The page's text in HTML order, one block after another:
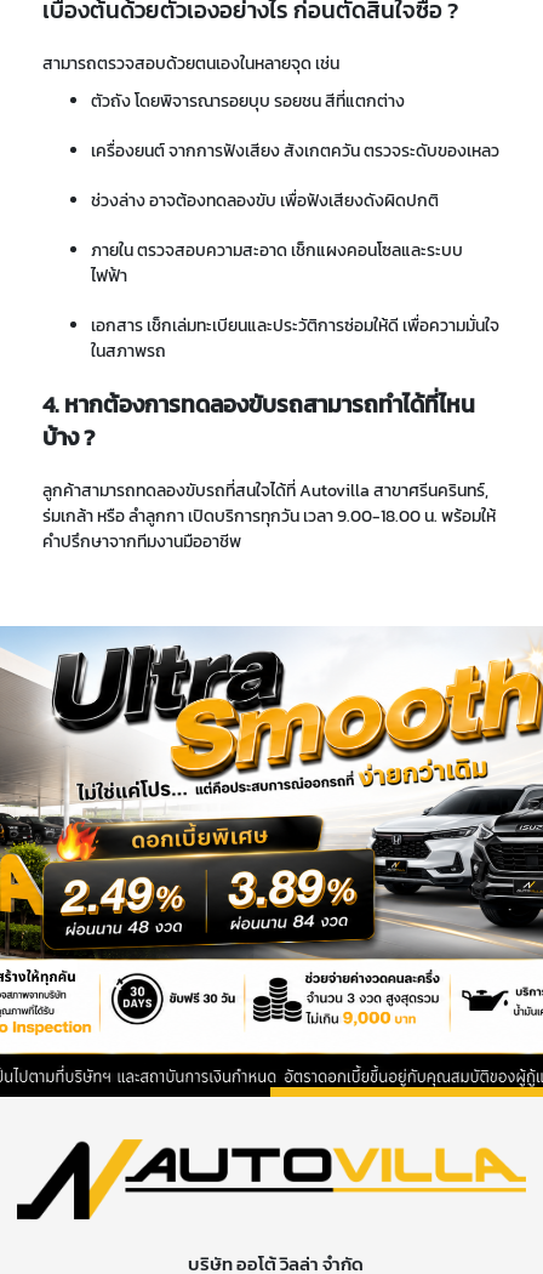
เบื้องต้นด้วยตัวเองอย่างไร ก่อนตัดสินใจซื้อ ?
สามารถตรวจสอบด้วยตนเองในหลายจุด เช่น
ตัวถัง โดยพิจารณารอยบุบ รอยชน สีที่แตกต่าง
เครื่องยนต์ จากการฟังเสียง สังเกตควัน ตรวจระดับของเหลว
ช่วงล่าง อาจต้องทดลองขับ เพื่อฟังเสียงดังผิดปกติ
ภายใน ตรวจสอบความสะอาด เช็กแผงคอนโซลและระบบ
ไฟฟ้า
เอกสาร เช็กเล่มทะเบียนและประวัติการซ่อมให้ดี เพื่อความมั่นใจ
ในสภาพรถ
4. หากต้องการทดลองขับรถสามารถทำได้ที่ไหน
บ้าง ?
ลูกค้าสามารถทดลองขับรถที่สนใจได้ที่ Autovilla สาขาศรีนครินทร์,
ร่มเกล้า หรือ ลำลูกกา เปิดบริการทุกวัน เวลา 9.00-18.00 น. พร้อมให้
คำปรึกษาจากทีมงานมืออาชีพ
บริษัท ออโต้ วิลล่า จำกัด